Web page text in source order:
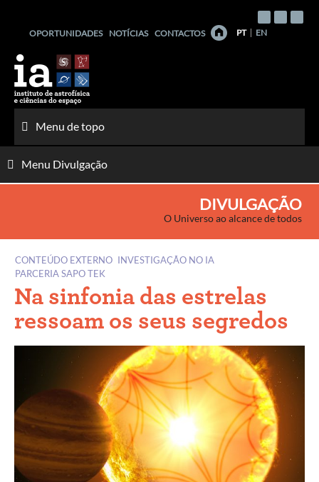
conteúdo
OPORTUNIDADES NOTÍCIAS CONTACTOS PT EN
Menu de topo
Menu Divulgação
DIVULGAÇÃO
O Universo ao alcance de todos
CONTEÚDO EXTERNO INVESTIGAÇÃO NO IA
PARCERIA SAPO TEK
Na sinfonia das estrelas
ressoam os seus segredos